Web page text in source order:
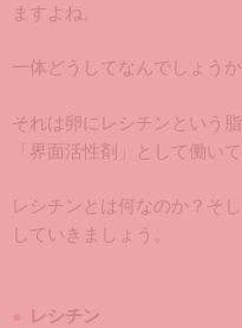
ますよね。
一体どうしてなんでしょうか
それは卵にレシチンという
「界面活性剤」として働い
レシチンとは何なのか？そ
していきましょう。
レシチン